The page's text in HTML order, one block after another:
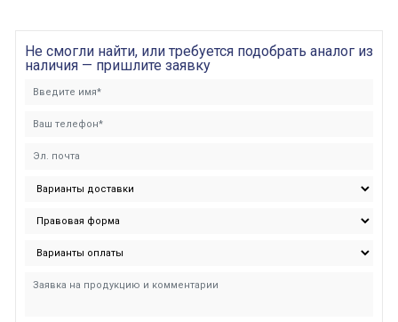
Не смогли найти, или требуется подобрать аналог из
наличия — пришлите заявку